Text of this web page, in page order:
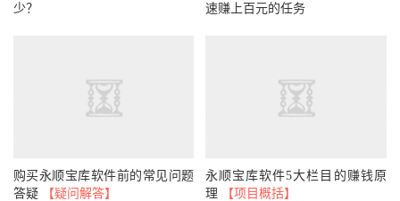
少？
速赚上百元的任务
购买永顺宝库软件前的常见问题
答疑
【疑问解答】
永顺宝库软件5大栏目的赚钱原
理
【项目概括】